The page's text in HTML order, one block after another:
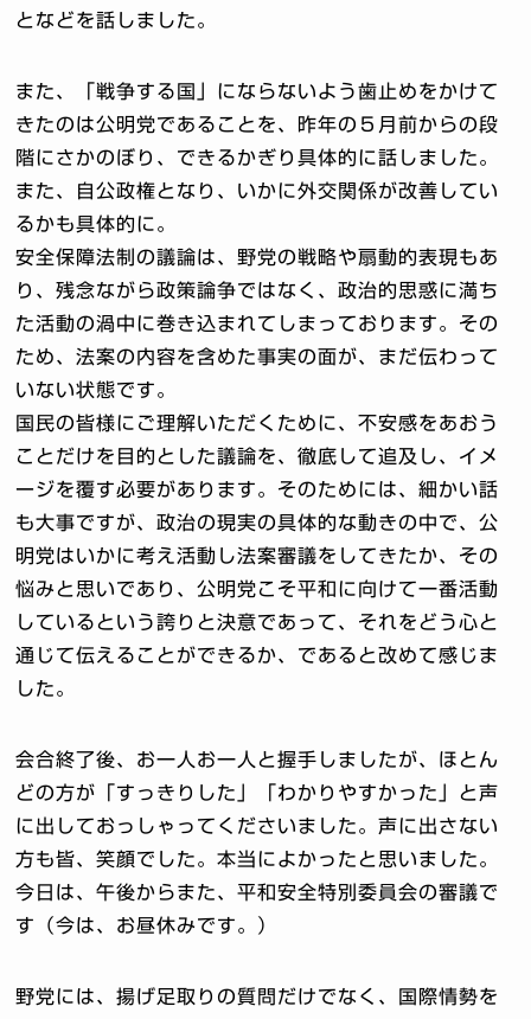
となどを話しました。
また、「戦争する国」にならないよう歯止めをかけて
きたのは公明党であることを、昨年の５月前からの段
階にさかのぼり、できるかぎり具体的に話しました。
また、自公政権となり、いかに外交関係が改善してい
るかも具体的に。
安全保障法制の議論は、野党の戦略や扇動的表現もあ
り、残念ながら政策論争ではなく、政治的思惑に満ち
た活動の渦中に巻き込まれてしまっております。その
ため、法案の内容を含めた事実の面が、まだ伝わって
いない状態です。
国民の皆様にご理解いただくために、不安感をあおう
ことだけを目的とした議論を、徹底して追及し、イメ
ージを覆す必要があります。そのためには、細かい話
も大事ですが、政治の現実の具体的な動きの中で、公
明党はいかに考え活動し法案審議をしてきたか、その
悩みと思いであり、公明党こそ平和に向けて一番活動
しているという誇りと決意であって、それをどう心と
通じて伝えることができるか、であると改めて感じま
した。
会合終了後、お一人お一人と握手しましたが、ほとん
どの方が「すっきりした」「わかりやすかった」と声
に出しておっしゃってくださいました。声に出さない
方も皆、笑顔でした。本当によかったと思いました。
今日は、午後からまた、平和安全特別委員会の審議で
す（今は、お昼休みです。）
野党には、揚げ足取りの質問だけでなく、国際情勢を